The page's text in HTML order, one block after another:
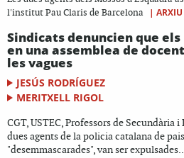
l'institut Pau Claris de Barcelona
| ARXIU
Sindicats denuncien que
en una assemblea de
les vagues
JESÚS RODRÍGUEZ
MERITXELL RIGOL
CGT, USTEC, Professors de
dues agents de la policia catalana de
"desemmascarades", van ser